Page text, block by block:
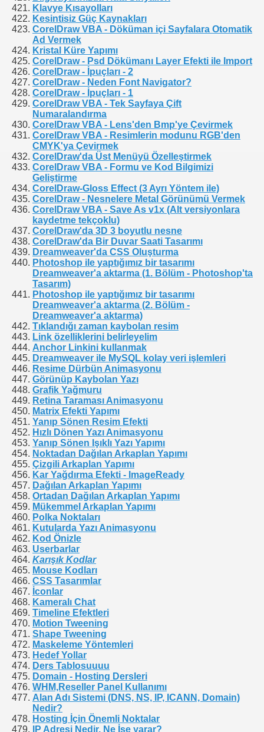
Klavye Kısayolları
Kesintisiz Güç Kaynakları
CorelDraw VBA - Döküman içi Sayfalara Otomatik
Ad Vermek
Kristal Küre Yapımı
CorelDraw - Psd Dökümanı Layer Efekti ile Import
CorelDraw - İpuçları - 2
CorelDraw - Neden Font Navigator?
CorelDraw - İpuçları - 1
CorelDraw VBA - Tek Sayfaya Çift
Numaralandırma
CorelDraw VBA - Lens'den Bmp'ye Çevirmek
CorelDraw VBA - Resimlerin modunu RGB'den
CMYK'ya Çevirmek
CorelDraw'da Üst Menüyü Özelleştirmek
CorelDraw VBA - Formu ve Kod Bilgimizi
Geliştirme
CorelDraw-Gloss Effect (3 Ayrı Yöntem ile)
CorelDraw - Nesnelere Metal Görünümü Vermek
CorelDraw VBA - Save As v1x (Alt versiyonlara
kaydetme tekçoklu)
CorelDraw'da 3D 3 boyutlu nesne
CorelDraw'da Bir Duvar Saati Tasarımı
Dreamweaver'da CSS Oluşturma
Photoshop ile yaptığımız bir tasarımı
Dreamweaver'a aktarma (1. Bölüm - Photoshop'ta
Tasarım)
Photoshop ile yaptığımız bir tasarımı
Dreamweaver'a aktarma (2. Bölüm -
Dreamweaver'a aktarma)
Tıklandığı zaman kaybolan resim
Link özelliklerini belirleyelim
Anchor Linkini kullanmak
Dreamweaver ile MySQL kolay veri işlemleri
Resime Dürbün Animasyonu
Görünüp Kaybolan Yazı
Grafik Yağmuru
Retina Taraması Animasyonu
Matrix Efekti Yapımı
Yanıp Sönen Resim Efekti
Hızlı Dönen Yazı Animasyonu
Yanıp Sönen Işıklı Yazı Yapımı
Noktadan Dağılan Arkaplan Yapımı
Çizgili Arkaplan Yapımı
Kar Yağdırma Efekti - ImageReady
Dağılan Arkaplan Yapımı
Ortadan Dağılan Arkaplan Yapımı
Mükemmel Arkaplan Yapımı
Polka Noktaları
Kutularda Yazı Animasyonu
Kod Önizle
Userbarlar
Karışık Kodlar
Mouse Kodları
CSS Tasarımlar
İconlar
Kameralı Chat
Timeline Efektleri
Motion Tweening
Shape Tweening
Maskeleme Yöntemleri
Hedef Yollar
Ders Tablosuuuu
Domain - Hosting Dersleri
WHM,Reseller Panel Kullanımı
Alan Adı Sistemi (DNS, NS, IP, ICANN, Domain)
Nedir?
Hosting İçin Önemli Noktalar
IP Adresi Nedir, Ne İşe yarar?